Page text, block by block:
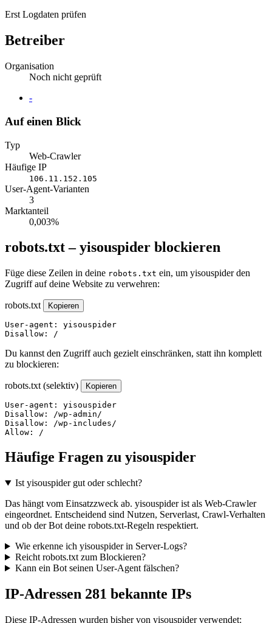
Erst Logdaten prüfen
Betreiber
Organisation
Noch nicht geprüft
Website
-
Auf einen Blick
Typ
Web-Crawler
Häufige IP
106.11.152.105
User-Agent-Varianten
3
Marktanteil
0,003%
robots.txt – yisouspider blockieren
Füge diese Zeilen in deine robots.txt ein, um yisouspider den
Zugriff auf deine Website zu verwehren:
robots.txt Kopieren
User-agent: yisouspider
Disallow: /
Du kannst den Zugriff auch gezielt einschränken, statt ihn komplett
zu blockieren:
robots.txt (selektiv) Kopieren
User-agent: yisouspider
Disallow: /wp-admin/
Disallow: /wp-includes/
Allow: /
Häufige Fragen zu yisouspider
Ist yisouspider gut oder schlecht?
Das hängt vom Einsatzzweck ab. yisouspider ist als Web-Crawler
eingeordnet. Entscheidend sind Nutzen, Serverlast, Crawl-Verhalten
und ob der Bot deine robots.txt-Regeln respektiert.
Wie erkenne ich yisouspider in Server-Logs?
Reicht robots.txt zum Blockieren?
Kann ein Bot seinen User-Agent fälschen?
IP-Adressen 281 bekannte IPs
Diese IP-Adressen wurden bisher von yisouspider verwendet: